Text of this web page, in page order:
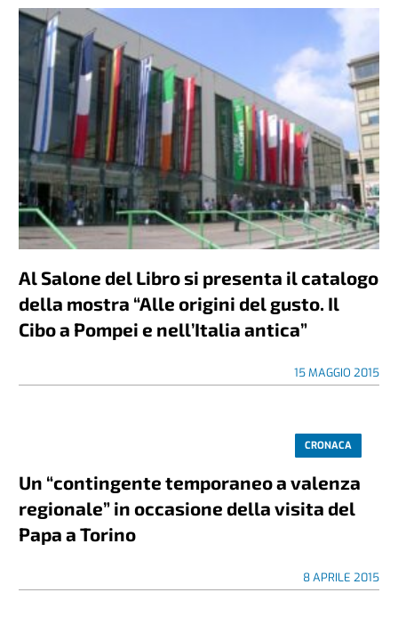
Al Salone del Libro si presenta il catalogo
della mostra “Alle origini del gusto. Il
Cibo a Pompei e nell’Italia antica”
15 MAGGIO 2015
CRONACA
Un “contingente temporaneo a valenza
regionale” in occasione della visita del
Papa a Torino
8 APRILE 2015